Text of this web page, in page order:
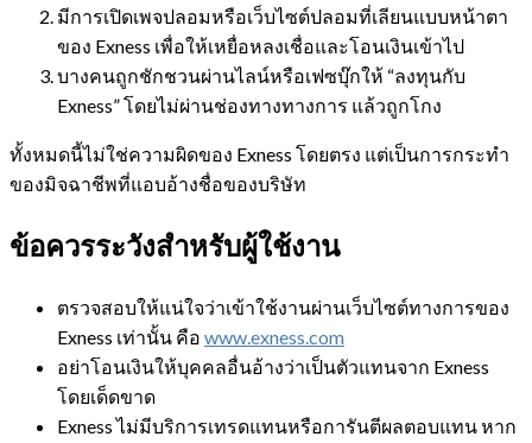
มีการเปิดเพจปลอมหรือเว็บไซต์ปลอมที่เลียนแบบหน้าตา
ของ Exness เพื่อให้เหยื่อหลงเชื่อและโอนเงินเข้าไป
บางคนถูกชักชวนผ่านไลน์หรือเฟซบุ๊กให้ “ลงทุนกับ
Exness” โดยไม่ผ่านช่องทางทางการ แล้วถูกโกง
ทั้งหมดนี้ไม่ใช่ความผิดของ Exness โดยตรง แต่เป็นการกระทำ
ของมิจฉาชีพที่แอบอ้างชื่อของบริษัท
ข้อควรระวังสำหรับผู้ใช้งาน
ตรวจสอบให้แน่ใจว่าเข้าใช้งานผ่านเว็บไซต์ทางการของ
Exness เท่านั้น คือ www.exness.com
อย่าโอนเงินให้บุคคลอื่นอ้างว่าเป็นตัวแทนจาก Exness
โดยเด็ดขาด
Exness ไม่มีบริการเทรดแทนหรือการันตีผลตอบแทน หาก